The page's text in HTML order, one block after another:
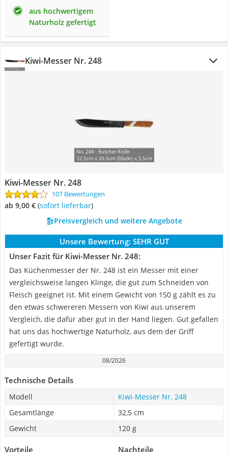
aus hochwertigem
Naturholz gefertigt
Kiwi-Messer Nr. 248
Kiwi-Messer Nr. 248
107 Bewertungen
ab 9,00 € ( Sofort lieferbar)
Preisvergleich und weitere Angebote
Unsere Bewertung: SEHR GUT
Unser Fazit für Kiwi-Messer Nr. 248:
Das Küchenmesser der Nr. 248 ist ein Messer mit einer
vergleichsweise langen Klinge, die gut zum Schneiden von
Fleisch geeignet ist. Mit einem Gewicht von 150 g zählt es zu
den etwas schwereren Messern von Kiwi aus unserem
Vergleich, die dafür aber gut in der Hand liegen. Gut gefallen
hat uns das hochwertige Naturholz, aus dem der Griff
gefertigt wurde.
08/2026
Technische Details
Modell
Kiwi-Messer Nr. 248
Gesamtlänge
32,5 cm
Gewicht
120 g
Vorteile Nachteile